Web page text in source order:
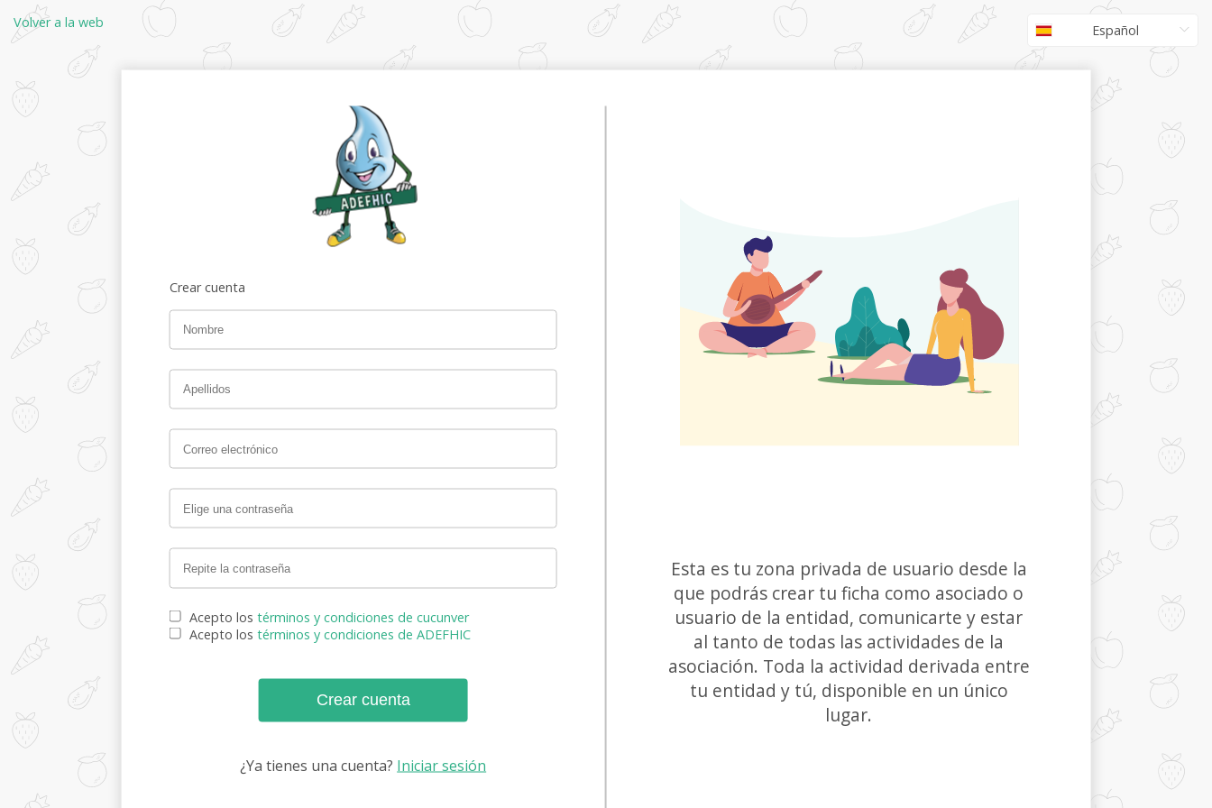
Volver a la web Español
Crear cuenta
Acepto lostérminos y condiciones de cucunver
Acepto lostérminos y condiciones de ADEFHIC
Crear cuenta
¿Ya tienes una cuenta? Iniciar sesión
Esta es tu zona privada de usuario desde la
que podrás crear tu ficha como asociado o
usuario de la entidad, comunicarte y estar
al tanto de todas las actividades de la
asociación. Toda la actividad derivada entre
tu entidad y tú, disponible en un único
lugar.